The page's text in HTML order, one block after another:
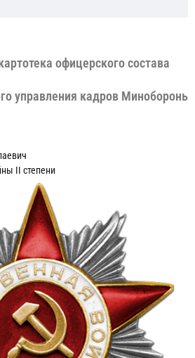
офицерского состава
управления кадров Минобороны
II степени